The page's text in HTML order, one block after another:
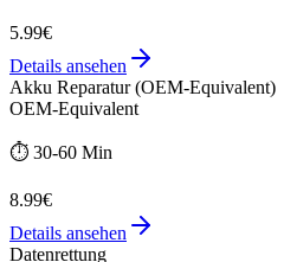
5.99€
Details ansehen
Akku Reparatur (OEM-Equivalent)
OEM-Equivalent
⏱️ 30-60 Min
8.99€
Details ansehen
Datenrettung